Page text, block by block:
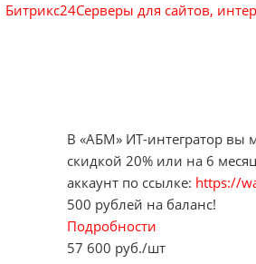
Битрикс24Серверы для сайтов,
В «АБМ» ИТ-интегратор вы
скидкой 20% или на 6
аккаунт по ссылке: https://
500 рублей на баланс!
Подробности
57 600 руб./шт
Задать вопрос Контакты